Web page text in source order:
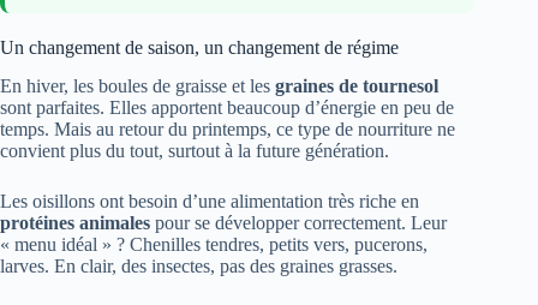
Un changement de saison, un changement de régime
En hiver, les boules de graisse et les graines de tournesol
sont parfaites. Elles apportent beaucoup d’énergie en peu de
temps. Mais au retour du printemps, ce type de nourriture ne
convient plus du tout, surtout à la future génération.
Les oisillons ont besoin d’une alimentation très riche en
protéines animales pour se développer correctement. Leur
« menu idéal » ? Chenilles tendres, petits vers, pucerons,
larves. En clair, des insectes, pas des graines grasses.